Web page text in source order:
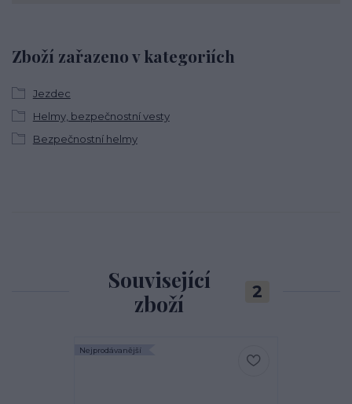
Zboží zařazeno v kategoriích
Jezdec
Helmy, bezpečnostní vesty
Bezpečnostní helmy
Související
zboží
2
Nejprodávanější